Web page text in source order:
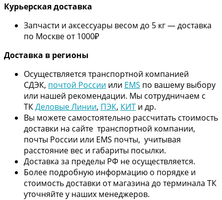
Курьерская доставка
Запчасти и аксессуары весом до 5 кг — доставка
по Москве от 1000₽
Доставка в регионы
Осуществляется транспортной компанией
СДЭК, почтой России или EMS по вашему выбору
или нашей рекомендации. Мы сотрудничаем с
ТКДеловые Линии, ПЭК, КИТ и др.
Вы можете самостоятельно рассчитать стоимость
доставки на сайте транспортной компании,
почты России или EMS почты, учитывая
расстояние вес и габариты посылки.
Доставка за пределы РФ не осуществляется.
Более подробную информацию о порядке и
стоимость доставки от магазина до терминала ТК
уточняйте у наших менеджеров.